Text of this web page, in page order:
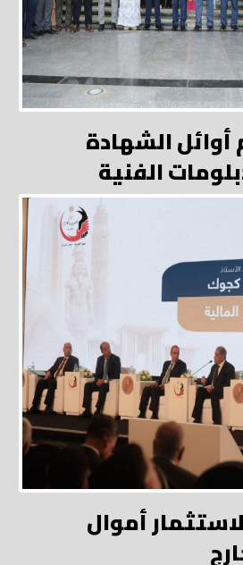
الشهادة
الفنية
أموال